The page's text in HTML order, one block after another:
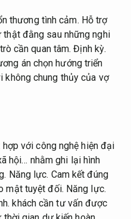
thương tình cảm. Hỗ trợ
đằng sau những nghi
cần quan tâm.Định kỳ.
án chọn hướng triển
không chung thủy của vợ
hợp với công nghệ hiện đại
hội… nhằm ghi lại hình
Năng lực. Cam kết đúng
mật tuyệt đối. Năng lực.
khách cần tư vấn được